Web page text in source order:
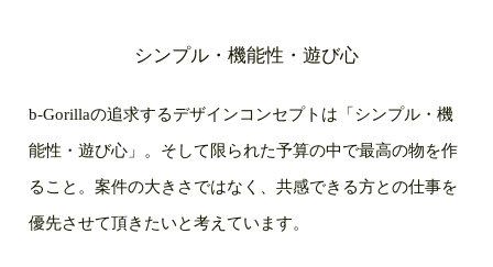
シンプル・機能性・遊び心
b-Gorillaの追求するデザインコンセプトは「シンプル・機
能性・遊び心」。そして限られた予算の中で最高の物を作
ること。案件の大きさではなく、共感できる方との仕事を
優先させて頂きたいと考えています。